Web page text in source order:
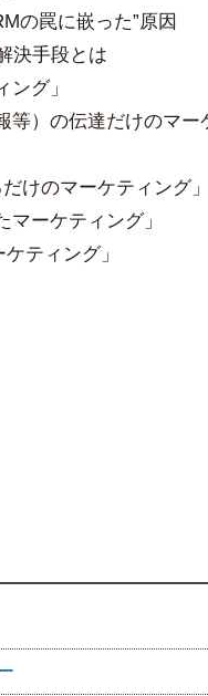
の罠に嵌った”原因
決手段とは
グ」
）の伝達だけのマー
けのマーケティング」
ーケティング」
ティング」